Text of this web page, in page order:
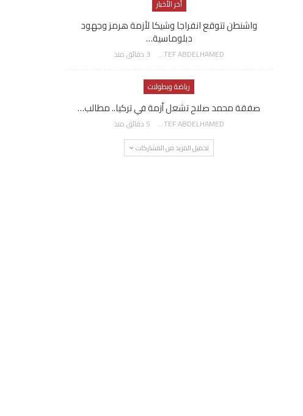
أخر الأخبار
واشنطن تتوقع انفراجا وشيكا لأزمة هرمز وجهود
دبلوماسية…
AWATEF ABDELHAMED 3 دقائق منذ
رياضة وبطولات
صفقة محمد صلاح تشعل أزمة في تركيا.. مطالب…
AWATEF ABDELHAMED 5 دقائق منذ
تحميل المزيد من المشاركات